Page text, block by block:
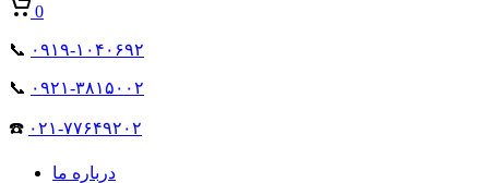
0
📞 ۰۹۱۹-۱۰۴۰۶۹۲
📞 ۰۹۲۱-۳۸۱۵۰۰۲
☎️ ۰۲۱-۷۷۶۴۹۲۰۲
درباره ما